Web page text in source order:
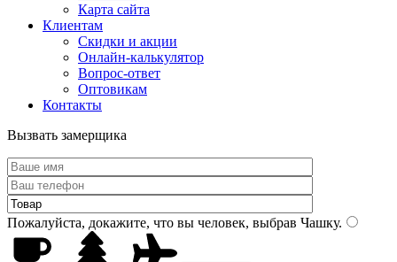
Карта сайта
Клиентам
Скидки и акции
Онлайн-калькулятор
Вопрос-ответ
Оптовикам
Контакты
Вызвать замерщика
Пожалуйста, докажите, что вы человек, выбрав Чашку.